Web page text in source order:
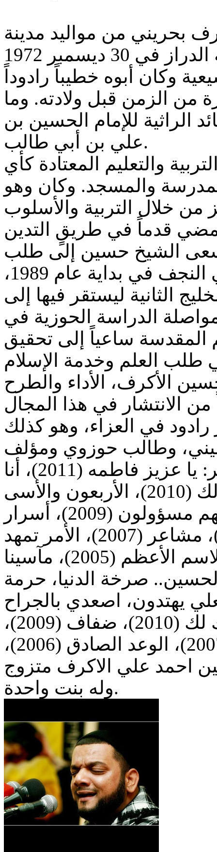
بحريني من مواليد مدينة
ديسمبر 1972
وكان أبوه خطيباً رادوداً
من الزمن قبل ولادته. وما
الراثية للإمام الحسين بن
علي بن أبي طالب.
والتعليم المعتادة كأي
والمسجد. وكان وهو
من خلال التربية والأسلوب
سعى الشيخ حسين إلى طلب
العلم بمتابعة الدراسة الحوزية في النجف في بداية عام 1989،
الثانية ليستقر فيها إلى
الدراسة الحوزية في
قم المقدسة ساعياً إلى تحقيق
الأكرف، الأداء والطرح
الانتشار في هذا المجال
في العزاء، وهو كذلك
من أشهر إصدارات الرادود له نذكر: يا عزيز فاطمه (2011)، أنا
مع القرآن (2011)، لا شريك لك (2010)، الأربعون والأسى
(2010)، منك وإليك (2009)، إنهم مسؤولون (2009)، أسرار
(2008)، ماء الحنين (2008)، مشاعر (2007)، الأمر تمهد
(2007)، لبيك يا محمد (2006)، الاسم الأعظم (2005)، مآسينا
فاجعة الكتاب (2003)، الحسين.. صرخة الدنيا، حرمة
كما له أيضا أناشيد منها : لا شريك لك (2010)، ضفاف (2009)،
حق العودة (2008)، تذكر (2007)، الوعد الصادق (2006)،
احمد علي الاكرف متزوج
وله بنت واحدة.